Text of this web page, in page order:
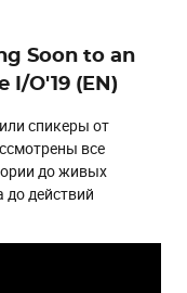
Soon to an
I/O'19 (EN)
спикеры от
все
до живых
до действий